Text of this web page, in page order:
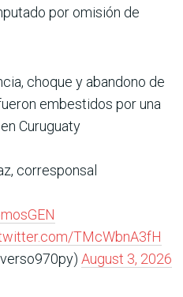
por omisión de
choque y abandono de
embestidos por una
Curuguaty
corresponsal
TMcWbnA3fH
August 3, 2026